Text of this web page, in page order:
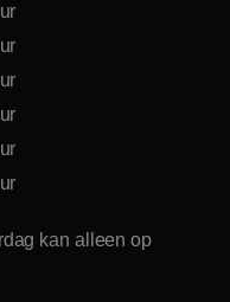
kan alleen op